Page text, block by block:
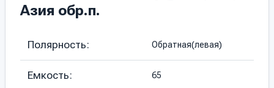
Азия обр.п.
Полярность: Обратная(левая)
Емкость: 65